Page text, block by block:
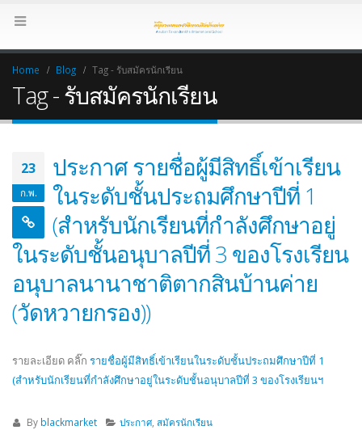
Home Blog Tag - รับสมัครนักเรียน
Tag - รับสมัครนักเรียน
23
ก.พ.
ประกาศ รายชื่อผู้มีสิทธิ์เข้าเรียน
ในระดับชั้นประถมศึกษาปีที่ 1
(สำหรับนักเรียนที่กำลังศึกษาอยู่
ในระดับชั้นอนุบาลปีที่ 3 ของโรงเรียน
อนุบาลนานาชาติตากสินบ้านค่าย
(วัดหวายกรอง))
รายละเอียด คลิ๊ก รายชื่อผู้มีสิทธิ์เข้าเรียนในระดับชั้นประถมศึกษาปีที่ 1
(สำหรับนักเรียนที่กำลังศึกษาอยู่ในระดับชั้นอนุบาลปีที่ 3 ของโรงเรียนฯ
By blackmarket ประกาศ,สมัครนักเรียน